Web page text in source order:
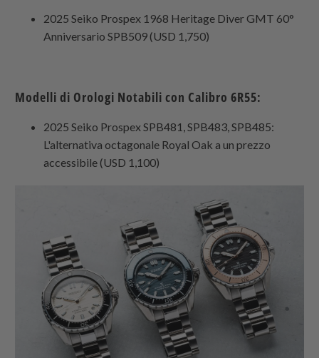
2025 Seiko Prospex 1968 Heritage Diver GMT 60°
Anniversario SPB509 (USD 1,750)
Modelli di Orologi Notabili con Calibro 6R55:
2025 Seiko Prospex SPB481, SPB483, SPB485:
L'alternativa octagonale Royal Oak a un prezzo
accessibile (USD 1,100)